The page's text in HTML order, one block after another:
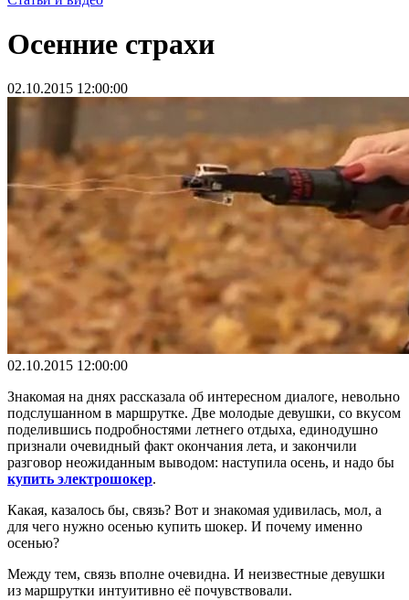
Осенние страхи
02.10.2015 12:00:00
02.10.2015 12:00:00
Знакомая на днях рассказала об интересном диалоге, невольно
подслушанном в маршрутке. Две молодые девушки, со вкусом
поделившись подробностями летнего отдыха, единодушно
признали очевидный факт окончания лета, и закончили
разговор неожиданным выводом: наступила осень, и надо бы
купить электрошокер.
Какая, казалось бы, связь? Вот и знакомая удивилась, мол, а
для чего нужно осенью купить шокер. И почему именно
осенью?
Между тем, связь вполне очевидна. И неизвестные девушки
из маршрутки интуитивно её почувствовали.